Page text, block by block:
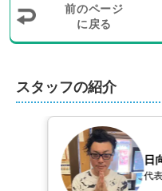
前のページ
に戻る
また、売却に伴う多彩な
みです。事前に建物を
や解体のための業者との
住み替えや空き家の売
も可能です。お気兼ねな
不動産売却は、株
さい！
スタッフの紹介
日
代